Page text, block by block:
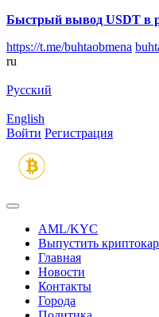
Быстрый вывод USDT в
https://t.me/buhtaobmena
ru
Русский
English
Войти Регистрация
AML/KYC
Выпустить
Главная
Новости
Контакты
Города